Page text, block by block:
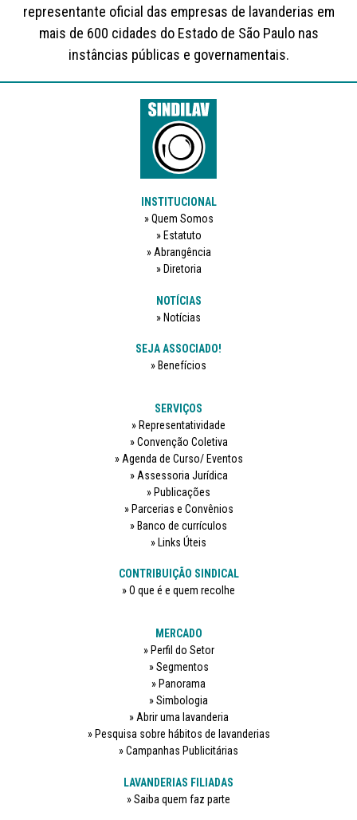
representante oficial das empresas de lavanderias em
mais de 600 cidades do Estado de São Paulo nas
instâncias públicas e governamentais.
INSTITUCIONAL
Quem Somos
Estatuto
Abrangência
Diretoria
NOTÍCIAS
Notícias
SEJA ASSOCIADO!
Benefícios
SERVIÇOS
Representatividade
Convenção Coletiva
Agenda de Curso/ Eventos
Assessoria Jurídica
Publicações
Parcerias e Convênios
Banco de currículos
Links Úteis
CONTRIBUIÇÃO SINDICAL
O que é e quem recolhe
MERCADO
Perfil do Setor
Segmentos
Panorama
Simbologia
Abrir uma lavanderia
Pesquisa sobre hábitos de lavanderias
Campanhas Publicitárias
LAVANDERIAS FILIADAS
Saiba quem faz parte